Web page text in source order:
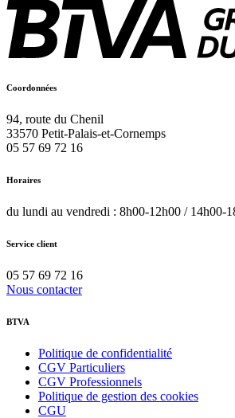
Coordonnées
94, route du Chenil
33570 Petit-Palais-et-Cornemps
05 57 69 72 16
Horaires
du lundi au vendredi : 8h00-12h00 / 14h00-
Service client
05 57 69 72 16
Nous contacter
BTVA
Politique de confidentialité
CGV Particuliers
CGV Professionnels
Politique de gestion des cookies
CGU